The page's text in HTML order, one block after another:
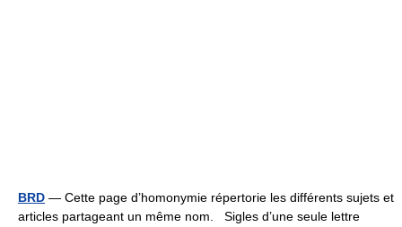
BRD — Cette page d’homonymie répertorie les différents sujets et
articles partageant un même nom. Sigles d’une seule lettre